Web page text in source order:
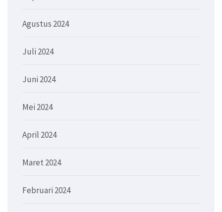
Agustus 2024
Juli 2024
Juni 2024
Mei 2024
April 2024
Maret 2024
Februari 2024